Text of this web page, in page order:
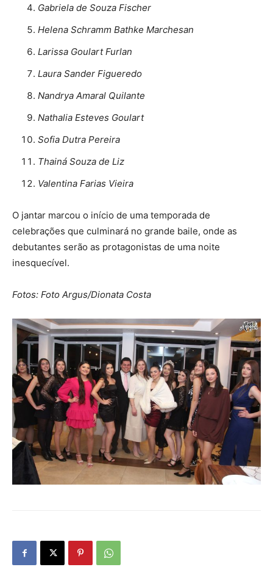
Gabriela de Souza Fischer
Helena Schramm Bathke Marchesan
Larissa Goulart Furlan
Laura Sander Figueredo
Nandrya Amaral Quilante
Nathalia Esteves Goulart
Sofia Dutra Pereira
Thainá Souza de Liz
Valentina Farias Vieira
O jantar marcou o início de uma temporada de
celebrações que culminará no grande baile, onde as
debutantes serão as protagonistas de uma noite
inesquecível.
Fotos: Foto Argus/Dionata Costa